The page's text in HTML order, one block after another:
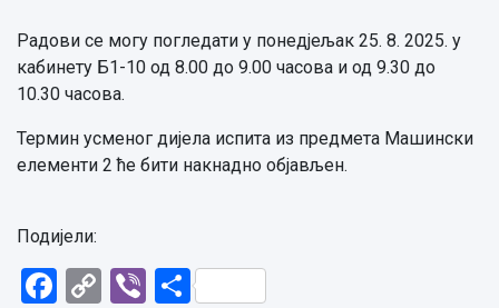
Радови се могу погледати у понедјељак 25. 8. 2025. у
кабинету Б1-10 од 8.00 до 9.00 часова и од 9.30 до
10.30 часова.
Термин усменог дијела испита из предмета Машински
елементи 2 ће бити накнадно објављен.
Подијели:
Facebook
CopyViberShare